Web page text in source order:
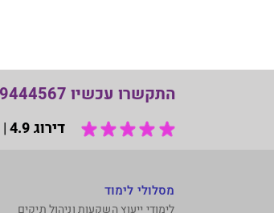
התקשרו עכשיו 03-9444567
דירוג 4.9 |
מסלולי לימוד
לימודי ייעוץ השקעות וניהול תיקים